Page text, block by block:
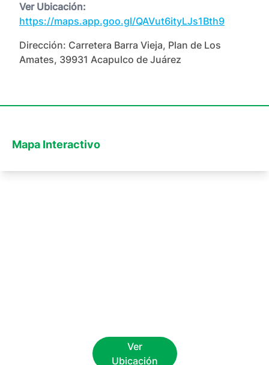
Ver Ubicación:
https://maps.app.goo.gl/QAVut6ityLJs1Bth9
Dirección: Carretera Barra Vieja, Plan de Los
Amates, 39931 Acapulco de Juárez
Mapa Interactivo
Ver
Ubicación